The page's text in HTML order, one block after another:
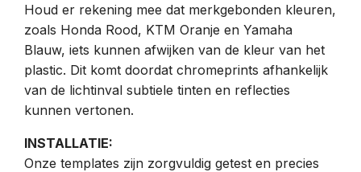
Houd er rekening mee dat merkgebonden kleuren,
zoals Honda Rood, KTM Oranje en Yamaha
Blauw, iets kunnen afwijken van de kleur van het
plastic. Dit komt doordat chromeprints afhankelijk
van de lichtinval subtiele tinten en reflecties
kunnen vertonen.
INSTALLATIE:
Onze templates zijn zorgvuldig getest en precies